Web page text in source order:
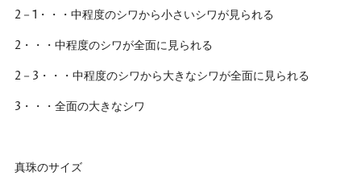
2－1・・・中程度のシワから小さいシワが見られる
2・・・中程度のシワが全面に見られる
2－3・・・中程度のシワから大きなシワが全面に見られる
3・・・全面の大きなシワ
真珠のサイズ